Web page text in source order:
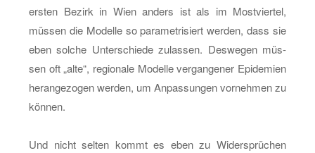
ers­ten Be­zirk in Wien an­ders ist als im Most­vier­tel,
müs­sen die Mo­del­le so pa­ra­me­tri­siert wer­den, dass sie
eben sol­che Un­ter­schie­de zu­las­sen. Des­we­gen müs­
sen oft „alte“, re­gio­na­le Mo­del­le ver­gan­ge­ner Epi­de­mi­en
her­an­ge­zo­gen wer­den, um An­pas­sun­gen vor­neh­men zu
kön­nen.
Und nicht sel­ten kommt es eben zu Wi­der­sprü­chen